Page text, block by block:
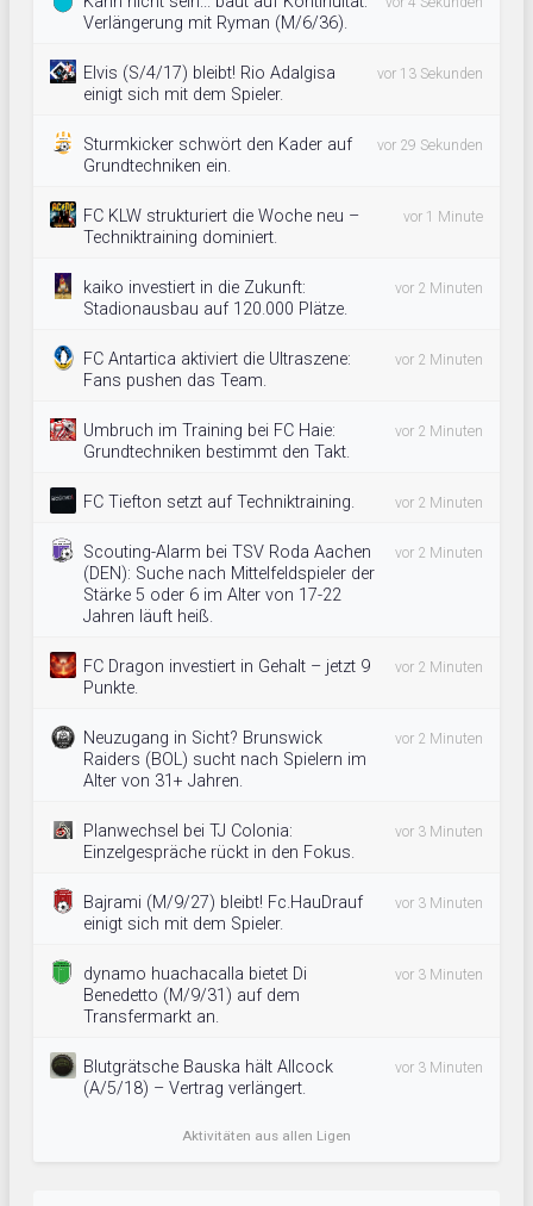
Verlängerung mit Ryman (M/6/36).
Elvis (S/4/17) bleibt! Rio Adalgisa
einigt sich mit dem Spieler.
vor 13 Sekunden
Sturmkicker schwört den Kader auf
Grundtechniken ein.
vor 29 Sekunden
FC KLW strukturiert die Woche neu –
Techniktraining dominiert.
vor 1 Minute
kaiko investiert in die Zukunft:
Stadionausbau auf 120.000 Plätze.
vor 2 Minuten
FC Antartica aktiviert die Ultraszene:
Fans pushen das Team.
vor 2 Minuten
Umbruch im Training bei FC Haie:
Grundtechniken bestimmt den Takt.
vor 2 Minuten
FC Tiefton setzt auf Techniktraining. vor 2 Minuten
Scouting-Alarm bei TSV Roda Aachen
(DEN): Suche nach Mittelfeldspieler der
Stärke 5 oder 6 im Alter von 17-22
Jahren läuft heiß.
vor 2 Minuten
FC Dragon investiert in Gehalt – jetzt 9
Punkte.
vor 2 Minuten
Neuzugang in Sicht? Brunswick
Raiders (BOL) sucht nach Spielern im
Alter von 31+ Jahren.
vor 2 Minuten
Planwechsel bei TJ Colonia:
Einzelgespräche rückt in den Fokus.
vor 3 Minuten
Bajrami (M/9/27) bleibt! Fc.HauDrauf
einigt sich mit dem Spieler.
vor 3 Minuten
dynamo huachacalla bietet Di
Benedetto (M/9/31) auf dem
Transfermarkt an.
vor 3 Minuten
Blutgrätsche Bauska hält Allcock
(A/5/18) – Vertrag verlängert.
vor 3 Minuten
Aktivitäten aus allen Ligen